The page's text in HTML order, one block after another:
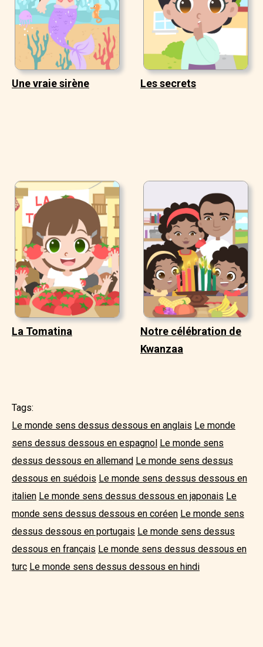
Une vraie sirène Les secrets
La Tomatina
Notre célébration de
Kwanzaa
Tags:
Le monde sens dessus dessous en anglais Le monde
sens dessus dessous en espagnol Le monde sens
dessus dessous en allemand Le monde sens dessus
dessous en suédois Le monde sens dessus dessous en
italien Le monde sens dessus dessous en japonais Le
monde sens dessus dessous en coréen Le monde sens
dessus dessous en portugais Le monde sens dessus
dessous en français Le monde sens dessus dessous en
turc Le monde sens dessus dessous en hindi